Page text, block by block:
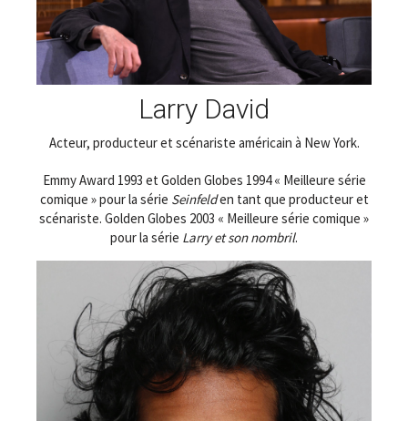
Larry David
Acteur, producteur et scénariste américain à New York.
Emmy Award 1993 et Golden Globes 1994 « Meilleure série
comique » pour la série Seinfelden tant que producteur et
scénariste. Golden Globes 2003 « Meilleure série comique »
pour la série Larry et son nombril.